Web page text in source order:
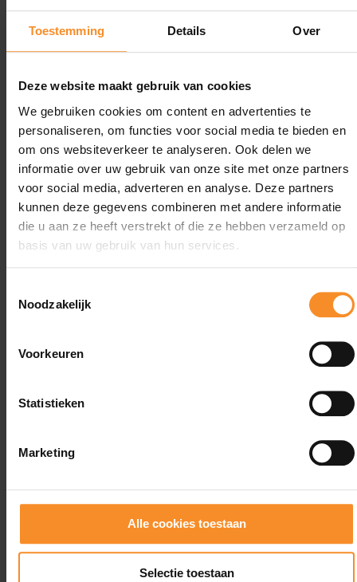
Toestemming Details Over
Deze website maakt gebruik van cookies
We gebruiken cookies om content en advertenties te
personaliseren, om functies voor social media te bieden en
om ons websiteverkeer te analyseren. Ook delen we
informatie over uw gebruik van onze site met onze partners
voor social media, adverteren en analyse. Deze partners
kunnen deze gegevens combineren met andere informatie
die u aan ze heeft verstrekt of die ze hebben verzameld op
basis van uw gebruik van hun services.
Noodzakelijk
Voorkeuren
Statistieken
Marketing
Alle cookies toestaan
Selectie toestaan
De hoeveelheid 'bounce'.
Support |
Geen extra ondersteuningselementen.
Drop |5mm (stack height: 35-30mm)
Runners' lab expert Philippe legt het uit in een korte
video.
Video over de HOKA Mach 6
Wat je misschien ook leuk vindt
- 50 -